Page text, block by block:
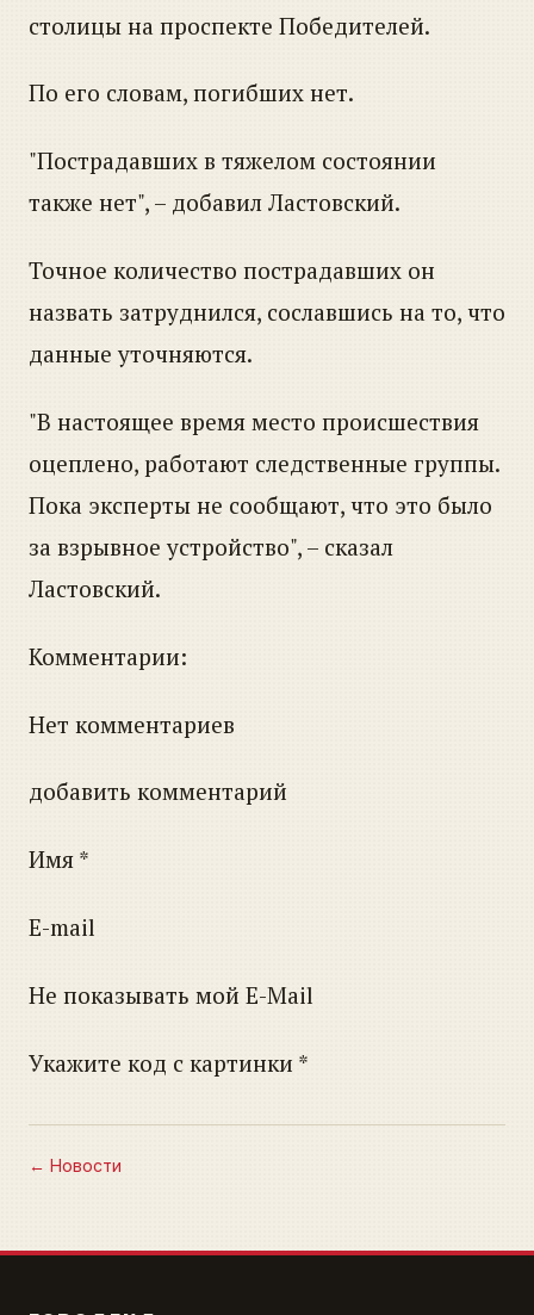
столицы на проспекте Победителей.
По его словам, погибших нет.
"Пострадавших в тяжелом состоянии
также нет", – добавил Ластовский.
Точное количество пострадавших он
назвать затруднился, сославшись на то, что
данные уточняются.
"В настоящее время место происшествия
оцеплено, работают следственные группы.
Пока эксперты не сообщают, что это было
за взрывное устройство", – сказал
Ластовский.
Комментарии:
Нет комментариев
добавить комментарий
Имя *
E-mail
Не показывать мой E-Mail
Укажите код с картинки *
← Новости